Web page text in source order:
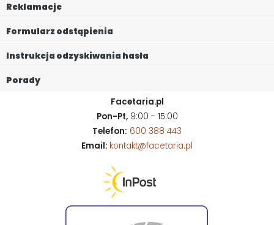
Reklamacje
Formularz odstąpienia
Instrukcja odzyskiwania hasła
Porady
Facetaria.pl
Pon-Pt,9:00 - 15:00
Telefon: 600 388 443
Email: kontakt@facetaria.pl